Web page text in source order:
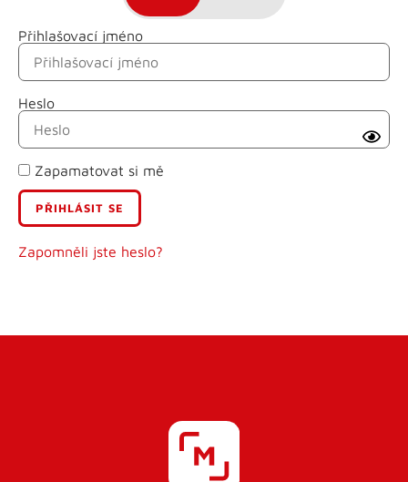
Přihlašovací jméno
Heslo
Zapamatovat si mě
Zapomněli jste heslo?
Jméno
Příjmení
E-mail
Uživatelské jméno